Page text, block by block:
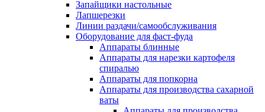
Запайщики настольные
Лапшерезки
Линии раздачи/самообслуживания
Оборудование для фаст-фуда
Аппараты блинные
Аппараты для нарезки картофеля
спиралью
Аппараты для попкорна
Аппараты для производства сахарной
ваты